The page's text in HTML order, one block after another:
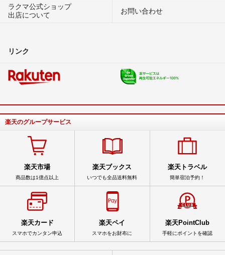
ラクマ公式ショップ
出店について
お問い合わせ
リンク
楽天のグループサービス
楽天市場
商品数は1億点以上
楽天ブックス
いつでも全品送料無料
楽天トラベル
簡単宿泊予約！
楽天カード
スマホでカンタン申込
楽天ペイ
スマホをお財布に
楽天PointClub
手軽にポイントを確認